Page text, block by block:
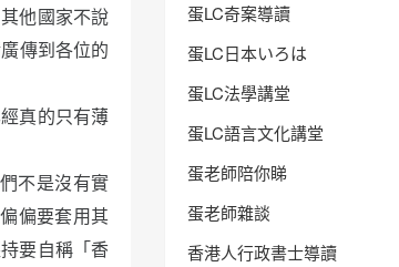
他國家不說
傳到各位的
真的只有薄
不是沒有實
偏要套用其
要自稱「香
蛋LC奇案導讀
蛋LC日本いろは
蛋LC法學講堂
蛋LC語言文化講堂
蛋老師陪你睇
蛋老師雜談
香港人行政書士導讀